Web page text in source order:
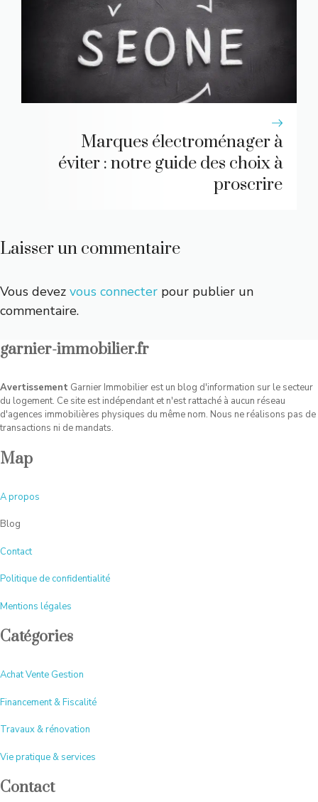
Marques électroménager à
éviter : notre guide des choix à
proscrire
Laisser un commentaire
Vous devez vous connecter pour publier un
commentaire.
garnier-immobilier.fr
Avertissement Garnier Immobilier est un blog d'information sur le secteur
du logement. Ce site est indépendant et n'est rattaché à aucun réseau
d'agences immobilières physiques du même nom. Nous ne réalisons pas de
transactions ni de mandats.
Map
Apropos
Blog
Contact
Politique de confidentialité
Mentions légales
Catégories
Achat Vente Gestion
Financement & Fiscalité
Travaux & rénovation
Vie pratique & services
Contact